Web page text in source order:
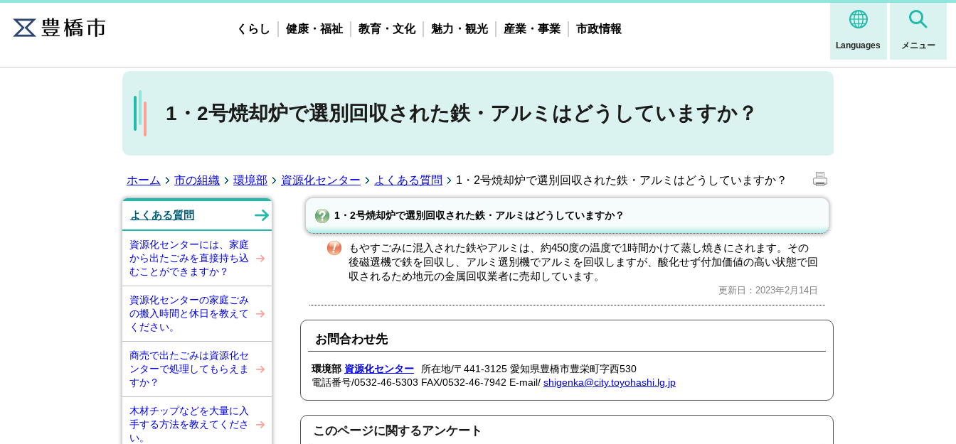
Languages メニュー
くらし 健康・福祉 教育・文化 魅力・観光 産業・事業 市政情報
1・2号焼却炉で選別回収された鉄・アルミはどうしていますか？
ホーム 市の組織 環境部 資源化センター よくある質問 1・2号焼却炉で選別回収された鉄・アルミはどうしていますか？
よくある質問
資源化センターには、家庭
から出たごみを直接持ち込
むことができますか？
資源化センターの家庭ごみ
の搬入時間と休日を教えて
ください。
商売で出たごみは資源化セ
ンターで処理してもらえま
すか？
木材チップなどを大量に入
手する方法を教えてくださ
い。
1・2号焼却炉で選別回収された鉄・アルミはどうしていますか？
もやすごみに混入された鉄やアルミは、約450度の温度で1時間かけて蒸し焼きにされます。その
後磁選機で鉄を回収し、アルミ選別機でアルミを回収しますが、酸化せず付加価値の高い状態で回
収されるため地元の金属回収業者に売却しています。
更新日：2023年2月14日
お問合わせ先
環境部 資源化センター
所在地/〒441-3125 愛知県豊橋市豊栄町字西530
電話番号/0532-46-5303 FAX/0532-46-7942 E-mail/ shigenka@city.toyohashi.lg.jp
このページに関するアンケート